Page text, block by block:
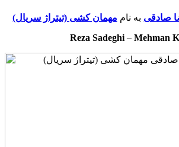
صادقی به نام مهمان کشی (تیتراژ سریال)
Reza Sadeghi – Mehman